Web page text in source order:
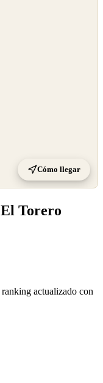
Cómo llegar
El Torero
actualizado con